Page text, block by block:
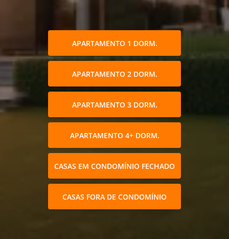
APARTAMENTO 1 DORM.
APARTAMENTO 2 DORM.
APARTAMENTO 3 DORM.
APARTAMENTO 4+ DORM.
CASAS EM CONDOMÍNIO FECHADO
CASAS FORA DE CONDOMÍNIO